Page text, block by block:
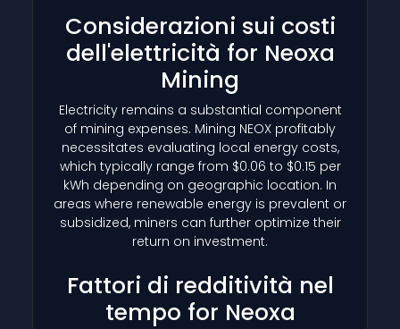
Considerazioni sui costi
dell'elettricità for Neoxa
Mining
Electricity remains a substantial component
of mining expenses. Mining NEOX profitably
necessitates evaluating local energy costs,
which typically range from $0.06 to $0.15 per
kWh depending on geographic location. In
areas where renewable energy is prevalent or
subsidized, miners can further optimize their
return on investment.
Fattori di redditività nel
tempo for Neoxa